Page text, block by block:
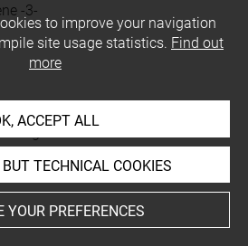
-3-
to improve your navigation
site usage statistics. Find out
more
ACCEPT ALL
TECHNICAL COOKIES
YOUR PREFERENCES